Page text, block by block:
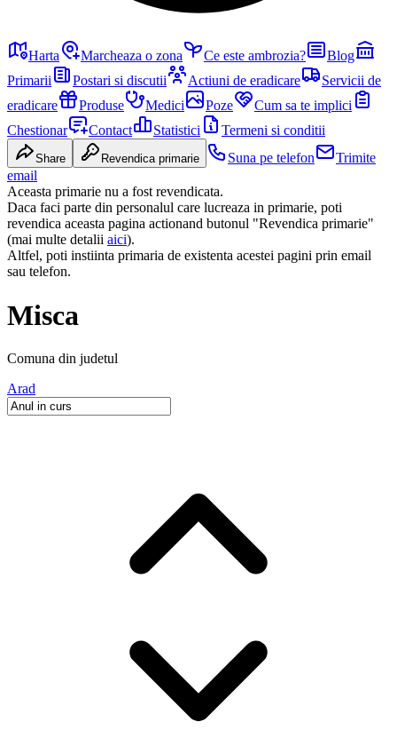
Harta Marcheaza o zona Ce este ambrozia?
Blog
Primarii
Postari si discutii Actiuni de eradicare
Servicii de
eradicare
Produse Medici Poze
Cum sa te implici
Chestionar
Contact Statistici Termeni si conditii
Share Revendica primarie Suna pe telefon
Trimite
email
Aceasta primarie nu a fost revendicata.
Daca faci parte din personalul care lucreaza in primarie, poti
revendica aceasta pagina actionand butonul "Revendica primarie"
(mai multe detalii aici).
Altfel, poti instiinta primaria de existenta acestei pagini prin email
sau telefon.
Misca
Comuna din judetul
Arad